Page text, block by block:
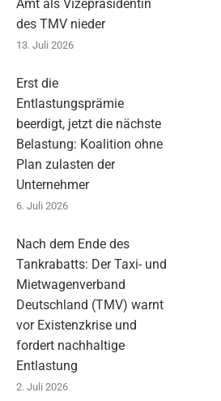
Amt als Vizepräsidentin
des TMV nieder
13. Juli 2026
Erst die
Entlastungsprämie
beerdigt, jetzt die nächste
Belastung: Koalition ohne
Plan zulasten der
Unternehmer
6. Juli 2026
Nach dem Ende des
Tankrabatts: Der Taxi- und
Mietwagenverband
Deutschland (TMV) warnt
vor Existenzkrise und
fordert nachhaltige
Entlastung
2. Juli 2026